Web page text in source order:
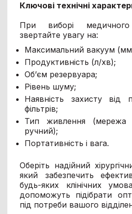
Ключові технічні
При виборі медичного
звертайте увагу на:
Максимальний вакуум
Продуктивність (л/хв);
Об’єм резервуара;
Рівень шуму;
Наявність захисту від
фільтрів;
Тип живлення
ручний);
Портативність і вага.
Оберіть надійний
який забезпечить
будь-яких клінічних
допоможуть підібрати
під потреби вашого